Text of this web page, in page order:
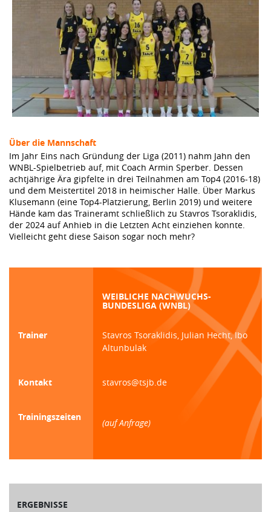
Über die Mannschaft
Im Jahr Eins nach Gründung der Liga (2011) nahm Jahn den
WNBL-Spielbetrieb auf, mit Coach Armin Sperber. Dessen
achtjährige Ära gipfelte in drei Teilnahmen am Top4 (2016-18)
und dem Meistertitel 2018 in heimischer Halle. Über Markus
Klusemann (eine Top4-Platzierung, Berlin 2019) und weitere
Hände kam das Traineramt schließlich zu Stavros Tsoraklidis,
der 2024 auf Anhieb in die Letzten Acht einziehen konnte.
Vielleicht geht diese Saison sogar noch mehr?
WEIBLICHE NACHWUCHS-
BUNDESLIGA (WNBL)
Trainer
Stavros Tsoraklidis, Julian Hecht, Ibo
Altunbulak
Kontakt stavros@tsjb.de
Trainingszeiten
(auf Anfrage)
ERGEBNISSE